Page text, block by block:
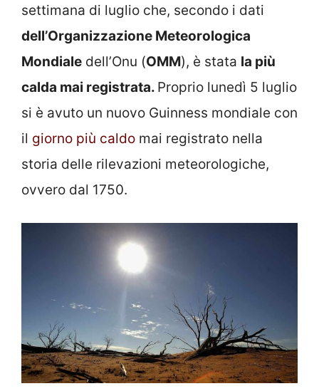
settimana di luglio che, secondo i dati
dell’Organizzazione Meteorologica
Mondiale dell’Onu (OMM), è stata la più
calda mai registrata. Proprio lunedì 5 luglio
si è avuto un nuovo Guinness mondiale con
il giorno più caldo mai registrato nella
storia delle rilevazioni meteorologiche,
ovvero dal 1750.